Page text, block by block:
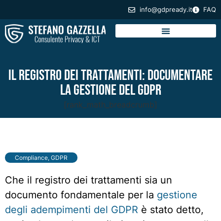
info@gdpready.it FAQ
Il registro dei trattamenti: documentare
la gestione del GDPR
[rank_math_breadcrumb]
Compliance, GDPR
Che il registro dei trattamenti sia un
documento fondamentale per la gestione
degli adempimenti del GDPR è stato detto,